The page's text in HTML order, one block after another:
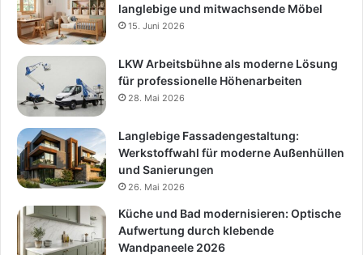
langlebige und mitwachsende Möbel
15. Juni 2026
LKW Arbeitsbühne als moderne Lösung
für professionelle Höhenarbeiten
28. Mai 2026
Langlebige Fassadengestaltung:
Werkstoffwahl für moderne Außenhüllen
und Sanierungen
26. Mai 2026
Küche und Bad modernisieren: Optische
Aufwertung durch klebende
Wandpaneele 2026